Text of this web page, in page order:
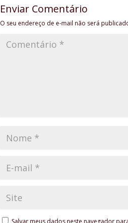
Enviar Comentário
O seu endereço de e-mail não será